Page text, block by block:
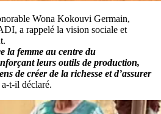
Wona Kokouvi Germain,
a rappelé la vision sociale et
la femme au centre du
leurs outils de production,
de créer de la richesse et d’assurer
a-t-il déclaré.